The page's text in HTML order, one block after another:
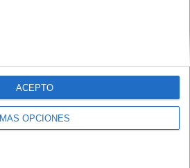
MÁS OPCIONES
ACEPTO